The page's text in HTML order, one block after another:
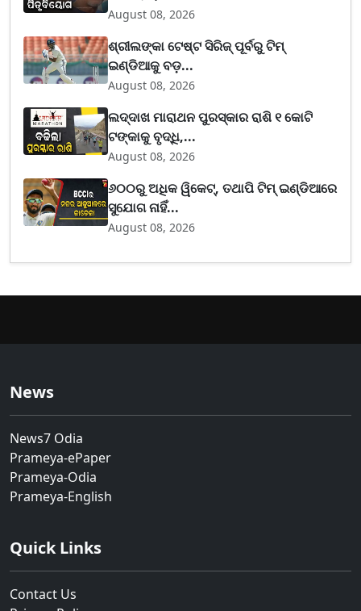
August 08, 2026
ଶ୍ରୀଲଙ୍କା ଟେଷ୍ଟ ସିରିଜ୍‌ ପୂର୍ବରୁ ଟିମ୍‌
ଇଣ୍ଡିଆକୁ ବଡ଼...
August 08, 2026
ଲଦ୍ଦାଖ ମାରାଥନ ପୁରସ୍କାର ରାଶି ୧ କୋଟି
ଟଙ୍କାକୁ ବୃଦ୍ଧି,...
August 08, 2026
୬୦୦ରୁ ଅଧିକ ୱିକେଟ୍, ତଥାପି ଟିମ୍ ଇଣ୍ଡିଆରେ
ସୁଯୋଗ ନାହିଁ...
August 08, 2026
News
News7 Odia
Prameya-ePaper
Prameya-Odia
Prameya-English
Quick Links
Contact Us